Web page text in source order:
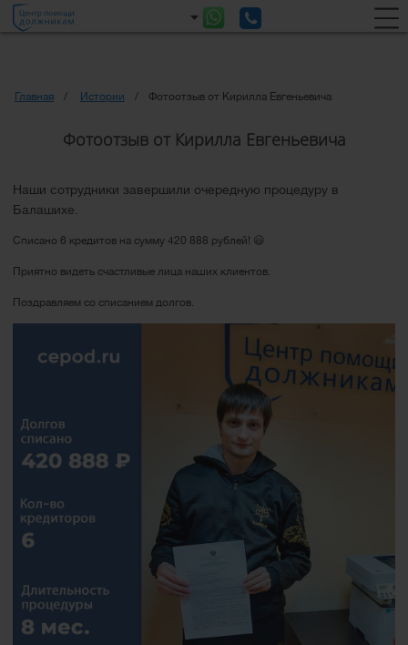
Главная Истории Фотоотзыв от Кирилла Евгеньевича
Фотоотзыв от Кирилла Евгеньевича
Наши сотрудники завершили очередную процедуру в
Балашихе.
Списано 6 кредитов на сумму 420 888 рублей! 😃
Приятно видеть счастливые лица наших клиентов.
Поздравляем со списанием долгов.